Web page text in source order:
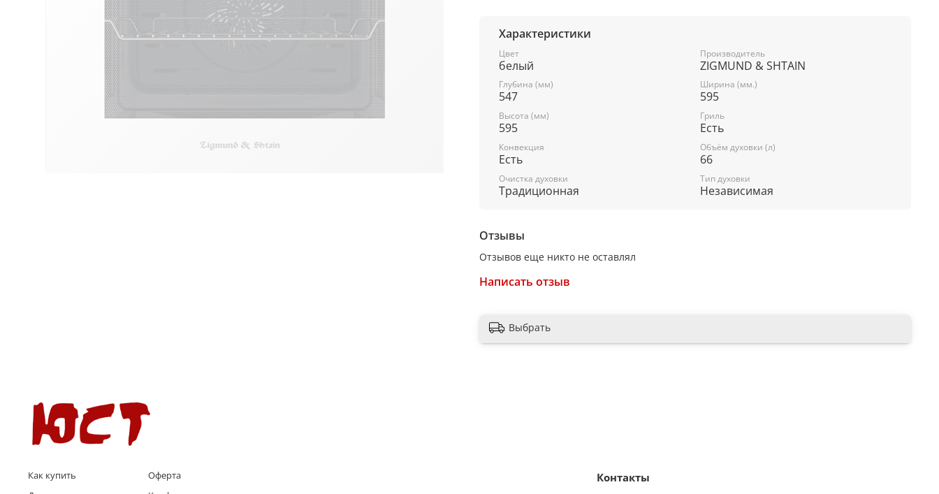
белый
Объем, л
Ширина, см
59,5
Высота, см
59,5
Глубина, см
Гриль
Переключатели
Тангенциальное охлаждение
Характеристики
Цвет
белый
Производитель
ZIGMUND & SHTAIN
Глубина (мм)
547
Ширина (мм.)
595
Высота (мм)
595
Гриль
Есть
Конвекция
Есть
Объём духовки (л)
66
Очистка духовки
Традиционная
Тип духовки
Независимая
Отзывы
Отзывов еще никто не оставлял
Написать отзыв
Выбрать
Как купить
Оферта
Контакты